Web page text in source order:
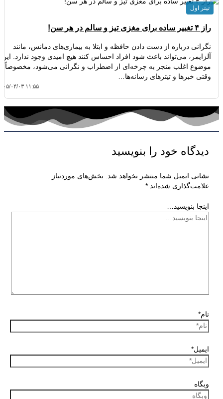
راز ۴ تغییر ساده برای مغزی تیز و سالم در هر سن!
نگرانی درباره از دست دادن حافظه و ابتلا به بیماری‌های دمانس، مانند
آلزایمر، می‌تواند باعث شود افراد احساس کنند هیچ امیدی وجود ندارد. این
موضوع اغلب منجر به چرخه‌ای از اضطراب و نگرانی می‌شود، مخصوصاً
وقتی خبرها و تیترهای رسانه‌ها…
۱۴۰۵/۰۴/۰۳
تیتر اول
دیدگاه‌ خود را بنویسید
نشانی ایمیل شما منتشر نخواهد شد. بخش‌های موردنیاز
علامت‌گذاری شده‌اند *
اینجا بنویسید…
نام*
ایمیل*
وبگاه